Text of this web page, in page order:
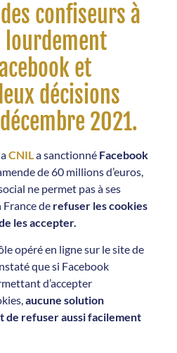
confiseurs à
lourdement
et
décisions
2021.
CNILa sanctionné Facebook
de 60 millions d’euros,
ne permet pas à ses
de refuser les cookies
les accepter.
opéré en ligne sur le site de
que si Facebook
d’accepter
aucune solution
de refuser aussi facilement